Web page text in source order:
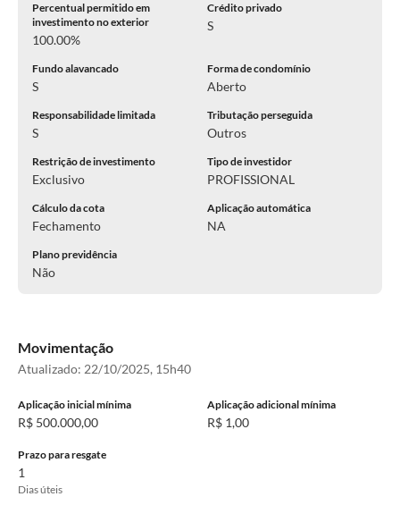
Percentual permitido em
investimento no exterior
100.00%
Crédito privado
S
Fundo alavancado
S
Forma de condomínio
Aberto
Responsabilidade limitada
S
Tributação perseguida
Outros
Restrição de investimento
Exclusivo
Tipo de investidor
PROFISSIONAL
Cálculo da cota
Fechamento
Aplicação automática
NA
Plano previdência
Não
Movimentação
Atualizado: 22/10/2025, 15h40
Aplicação inicial mínima
R$ 500.000,00
Aplicação adicional mínima
R$ 1,00
Prazo para resgate
1
Dias úteis